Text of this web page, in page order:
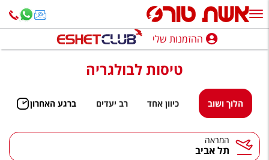
ההזמנות שלי
חופשה לפי סגנון
מלונות באילת
טיולים מאורגנים
ההזמנות שלי
טיסות לבולגריה
הלוך ושוב כיוון אחד רב יעדים ברגע האחרון
המראה
תל אביב